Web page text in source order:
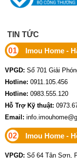
TIN TỨC
01
Imou Home -
VPGD: Số 701 Giải
Hotline: 0911.105.456
Hotline: 0983.555.120
Hỗ Trợ Kỹ thuật:
Email:
02 Imou Home -
VPGD: Số 64 Tân Sơn,